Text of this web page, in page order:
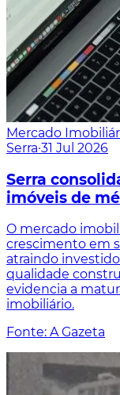
Mercado
Serra·31 Jul 2026
Serra
imóveis de
O mercado
crescimento em
atraindo
qualidade
evidencia a
imobiliário.
Fonte: A Gazeta